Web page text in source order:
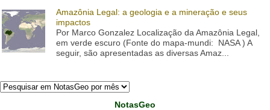
Amazônia Legal: a geologia e a mineração e seus
impactos
Por Marco Gonzalez Localização da Amazônia Legal,
em verde escuro (Fonte do mapa-mundi: NASA ) A
seguir, são apresentadas as diversas Amaz...
NotasGeo